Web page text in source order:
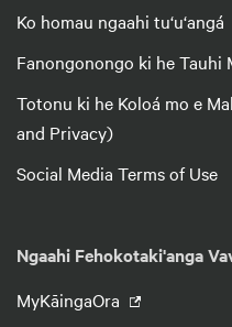
Ko homau ngaahi tu‘u‘angá
Fanongonongo ki he Tauhi
Totonu ki he Koloá mo e
and Privacy)
Social Media Terms of Use
Ngaahi Fehokotaki'anga
MyKāingaOra